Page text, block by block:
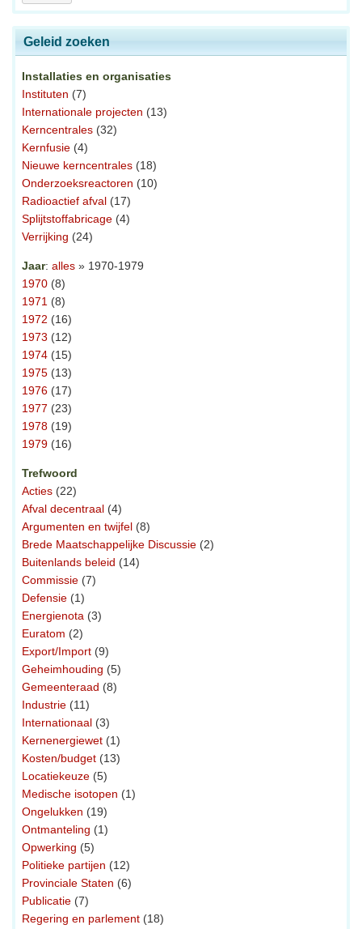
Geleid zoeken
Installaties en organisaties
Instituten (7)
Internationale projecten (13)
Kerncentrales (32)
Kernfusie (4)
Nieuwe kerncentrales (18)
Onderzoeksreactoren (10)
Radioactief afval (17)
Splijtstoffabricage (4)
Verrijking (24)
Jaar: alles » 1970-1979
1970 (8)
1971 (8)
1972 (16)
1973 (12)
1974 (15)
1975 (13)
1976 (17)
1977 (23)
1978 (19)
1979 (16)
Trefwoord
Acties (22)
Afval decentraal (4)
Argumenten en twijfel (8)
Brede Maatschappelijke Discussie (2)
Buitenlands beleid (14)
Commissie (7)
Defensie (1)
Energienota (3)
Euratom (2)
Export/Import (9)
Geheimhouding (5)
Gemeenteraad (8)
Industrie (11)
Internationaal (3)
Kernenergiewet (1)
Kosten/budget (13)
Locatiekeuze (5)
Medische isotopen (1)
Ongelukken (19)
Ontmanteling (1)
Opwerking (5)
Politieke partijen (12)
Provinciale Staten (6)
Publicatie (7)
Regering en parlement (18)